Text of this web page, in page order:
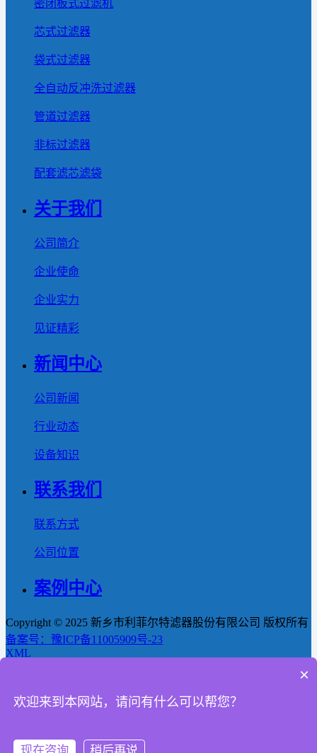
密闭板式过滤机
芯式过滤器
袋式过滤器
全自动反冲洗过滤器
管道过滤器
非标过滤器
配套滤芯滤袋
关于我们
公司简介
企业使命
企业实力
见证精彩
新闻中心
公司新闻
行业动态
设备知识
联系我们
联系方式
公司位置
案例中心
Copyright © 2025 新乡市利菲尔特滤器股份有限公司 版权所有
备案号：豫ICP备11005909号-23
XML
产品
新闻
×
欢迎来到本网站，请问有什么可以帮您？
现在咨询 稍后再说